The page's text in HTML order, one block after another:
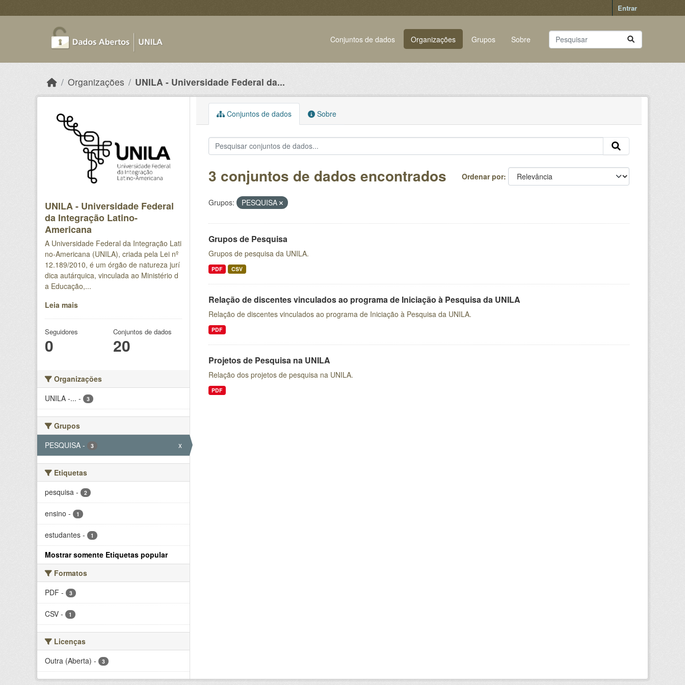
Entrar
Conjuntos de dados Organizações Grupos Sobre
Organizações UNILA - Universidade Federal da...
UNILA - Universidade Federal
da Integração Latino-
Americana
A Universidade Federal da Integração Lati
no-Americana (UNILA), criada pela Lei nº
12.189/2010, é um órgão de natureza jurí
dica autárquica, vinculada ao Ministério d
a Educação,...
Leia mais
Seguidores
0
Conjuntos de dados
20
Organizações
UNILA -... - 3
Grupos
PESQUISA - 3 x
Etiquetas
pesquisa - 2
ensino - 1
estudantes - 1
Mostrar somente Etiquetas popular
Formatos
PDF - 3
CSV - 1
Licenças
Outra (Aberta) - 3
Conjuntos de dados Sobre
Ordenar por
3 conjuntos de dados encontrados
Grupos: PESQUISA
Grupos de Pesquisa
Grupos de pesquisa da UNILA.
PDF CSV
Relação de discentes vinculados ao programa de Iniciação à Pesquisa da UNILA
Relação de discentes vinculados ao programa de Iniciação à Pesquisa da UNILA.
PDF
Projetos de Pesquisa na UNILA
Relação dos projetos de pesquisa na UNILA.
PDF